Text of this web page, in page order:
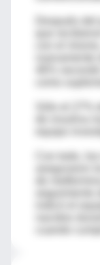
Después
Sólo el 27%